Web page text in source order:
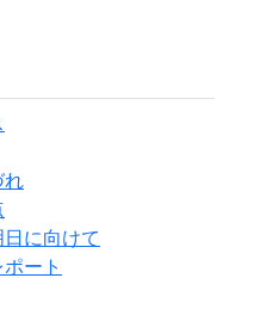
れ
に向けて
ート